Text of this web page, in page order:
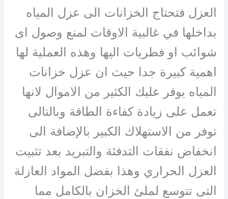
العزل فتحتاج الخزانات الى عزل المياه
بداخلها في غالبية الاوقات لمنع وصول اى
شوائب او فطريات اليها وهذه العملية لها
اهمية كبيرة جدا حيث ان عزل خزانات
المياه يوفر عليك الكثير من الاموال لانها
تعمل على زيادة كفاءة الطاقة وبالتالى
توفر من الاستهلاك الكبير بالإضافة الى
انخفاض نفقات التدفئة والتبريد بعد تثبيت
العزل الحراري وهذا بفضل المواد العازلة
التى تتوسع لملئ الخزان بالكامل مما